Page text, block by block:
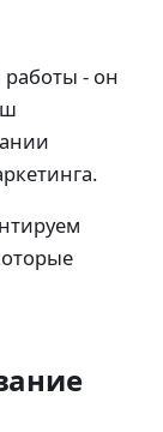
работы - он